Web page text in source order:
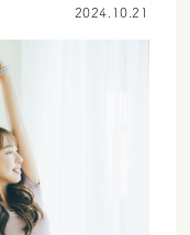
2024.10.21